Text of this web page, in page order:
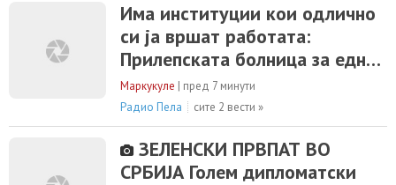
Има институции кои одлично
си ја вршат работата:
Прилепската болница за една
година го преполови долгот и
инвестираше околу 150
милиони денари во
модернизација
Маркукуле | пред 7 минути
Радио Пела
сите 2 вести »
ЗЕЛЕНСКИ ПРВПАТ ВО
СРБИЈА Голем дипломатски